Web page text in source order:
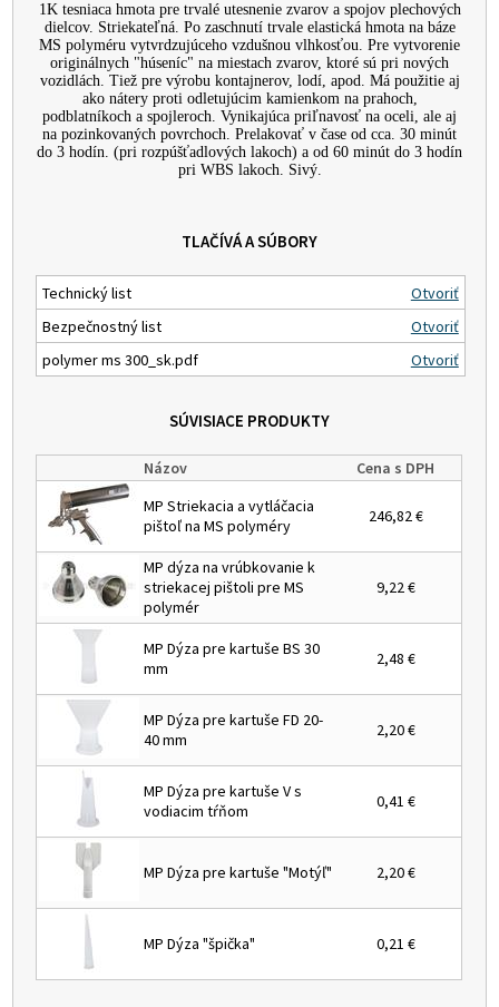
1K tesniaca hmota pre trvalé utesnenie zvarov a spojov plechových
dielcov. Striekateľná. Po zaschnutí trvale elastická hmota na báze
MS polyméru vytvrdzujúceho vzdušnou vlhkosťou. Pre vytvorenie
originálnych "húseníc" na miestach zvarov, ktoré sú pri nových
vozidlách. Tiež pre výrobu kontajnerov, lodí, apod. Má použitie aj
ako nátery proti odletujúcim kamienkom na prahoch,
podblatníkoch a spojleroch. Vynikajúca priľnavosť na oceli, ale aj
na pozinkovaných povrchoch. Prelakovať v čase od cca. 30 minút
do 3 hodín. (pri rozpúšťadlových lakoch) a od 60 minút do 3 hodín
pri WBS lakoch. Sivý.
TLAČÍVÁ A SÚBORY
Technický list
Otvoriť
Bezpečnostný list
Otvoriť
polymer ms 300_sk.pdf
Otvoriť
SÚVISIACE PRODUKTY
Názov
Cena s DPH
MP Striekacia a vytláčacia
pištoľ na MS polyméry
246,82 €
MP dýza na vrúbkovanie k
striekacej pištoli pre MS
polymér
9,22 €
MP Dýza pre kartuše BS 30
mm
2,48 €
MP Dýza pre kartuše FD 20-
40 mm
2,20 €
MP Dýza pre kartuše V s
vodiacim tŕňom
0,41 €
MP Dýza pre kartuše "Motýľ" 2,20 €
MP Dýza "špička" 0,21 €